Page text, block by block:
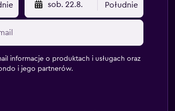
sob. 22.8. Południe
informacje o produktach i usługach oraz
i jego partnerów.